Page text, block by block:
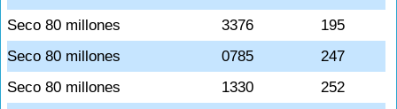
Seco 80 millones
3376
195
Seco 80 millones
0785
247
Seco 80 millones
1330
252